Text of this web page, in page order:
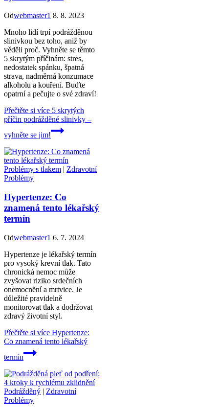
Odwebmaster1 8. 8. 2023
Mnoho lidí trpí podrážděnou
slinivkou bez toho, aniž by
věděli proč. Vyhněte se těmto
5 skrytým příčinám: stres,
nedostatek spánku, špatná
strava, nadměrná konzumace
alkoholu a kouření. Buďte
opatrní a pečujte o své zdraví!
Přečtěte si více 5 skrytých
příčin podrážděné slinivky –
vyhněte se jim!
Problémy s tlakem | Zdravotní
Problémy
Hypertenze: Co
znamená tento lékařský
termín
Odwebmaster1 6. 7. 2024
Hypertenze je lékařský termín
pro vysoký krevní tlak. Tato
chronická nemoc může
zvyšovat riziko srdečních
onemocnění a mrtvice. Je
důležité pravidelně
monitorovat tlak a dodržovat
zdravý životní styl.
Přečtěte si více Hypertenze:
Co znamená tento lékařský
termín
Podrážděný | Zdravotní
Problémy